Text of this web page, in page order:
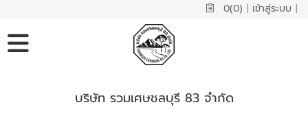
0(0) | เข้าสู่ระบบ |
บริษัท รวมเศษชลบุรี 83 จำกัด